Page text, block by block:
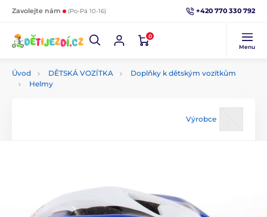
Zavolejte nám (Po-Pá 10-16) +420 770 330 792
0
Menu
Úvod DĚTSKÁ VOZÍTKA
Doplňky k dětským vozítkům
Helmy
Výrobce